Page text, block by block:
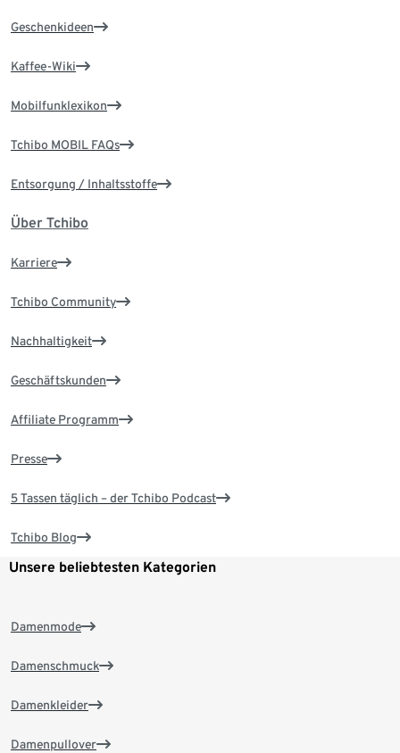
Geschenkideen
Kaffee-Wiki
Mobilfunklexikon
Tchibo MOBIL FAQs
Entsorgung / Inhaltsstoffe
Über Tchibo
Karriere
Tchibo Community
Nachhaltigkeit
Geschäftskunden
Affiliate Programm
Presse
5 Tassen täglich – der Tchibo Podcast
Tchibo Blog
Unsere beliebtesten Kategorien
Damenmode
Damenschmuck
Damenkleider
Damenpullover